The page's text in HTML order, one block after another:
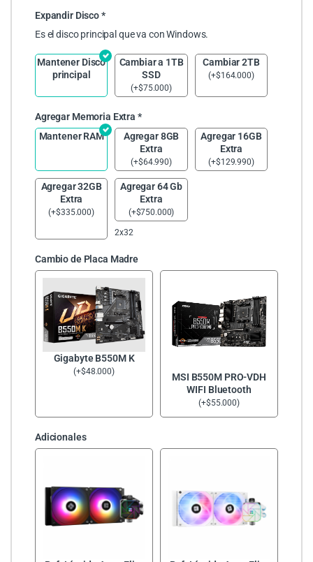
Expandir Disco*
Es el disco principal que va con Windows.
Mantener Disco
principal
Cambiar a 1TB
SSD
(+$75.000)
Cambiar 2TB
(+$164.000)
Agregar Memoria Extra *
Mantener RAM
Agregar 8GB
Extra
(+$64.990)
Agregar 16GB
Extra
(+$129.990)
Agregar 32GB
Extra
(+$335.000)
Agregar 64 Gb
Extra
(+$750.000)
2x32
Cambio de Placa Madre
Gigabyte B550M K
(+$48.000)
MSI B550M PRO-VDH
WIFI Bluetooth
(+$55.000)
Adicionales